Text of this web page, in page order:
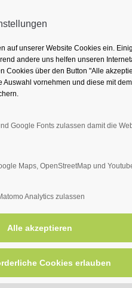
Übernachten Für
Holz
auf unserer Website Cookies ein.
andere uns helfen unseren
Cookies über den Button "Alle
Auswahl vornehmen und diese mit
Google Fonts zulassen damit die
Maps, OpenStreetMap und
Analytics zulassen